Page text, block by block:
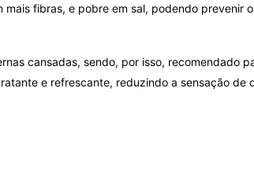
fibras, e pobre em sal, podendo prevenir
cansadas, sendo, por isso, recomendado
e refrescante, reduzindo a sensação de